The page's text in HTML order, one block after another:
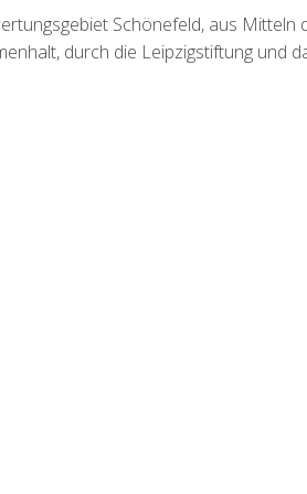
Schönefeld, aus Mitteln
durch die Leipzigstiftung und